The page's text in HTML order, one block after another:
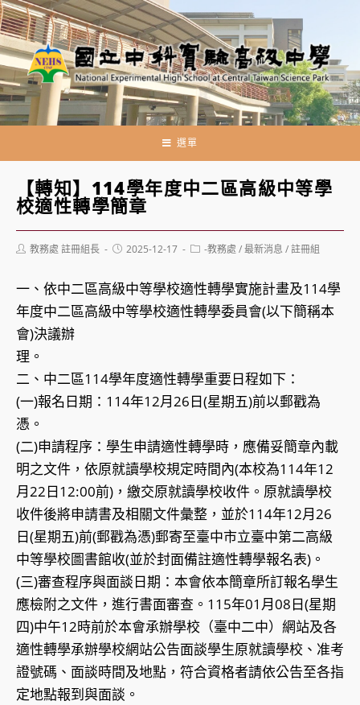
跳
轉
至
主
要
內
選單
【轉知】114學年度中二區高級中等學
校適性轉學簡章
Post教務處 註冊組長
Post2025-12-17
Post-教務處 /最新消息 /註冊組
一、依中二區高級中等學校適性轉學實施計畫及114學
年度中二區高級中等學校適性轉學委員會(以下簡稱本
會)決議辦
理。
二、中二區114學年度適性轉學重要日程如下：
(一)報名日期：114年12月26日(星期五)前以郵戳為
憑。
(二)申請程序：學生申請適性轉學時，應備妥簡章內載
明之文件，依原就讀學校規定時間內(本校為114年12
月22日12:00前)，繳交原就讀學校收件。原就讀學校
收件後將申請書及相關文件彙整，並於114年12月26
日(星期五)前(郵戳為憑)郵寄至臺中市立臺中第二高級
中等學校圖書館收(並於封面備註適性轉學報名表)。
(三)審查程序與面談日期：本會依本簡章所訂報名學生
應檢附之文件，進行書面審查。115年01月08日(星期
四)中午12時前於本會承辦學校（臺中二中）網站及各
適性轉學承辦學校網站公告面談學生原就讀學校、准考
證號碼、面談時間及地點，符合資格者請依公告至各指
定地點報到與面談。